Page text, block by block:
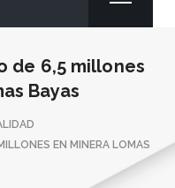
de 6,5 millones
Bayas
EN MINERA LOMAS